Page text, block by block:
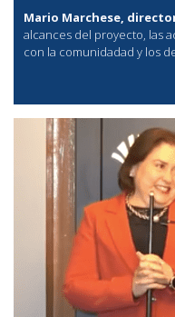
Mario Marchese,
alcances del proyecto, las
con la comunidadad y los